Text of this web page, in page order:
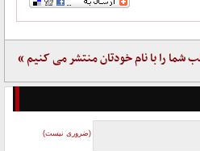
شما را با نام خودتان منتشر می کنیم »
(ضروری نیست)